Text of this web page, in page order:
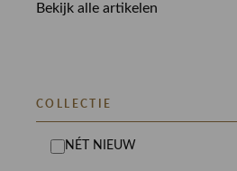
Bekijk alle artikelen
COLLECTIE
NÉT NIEUW